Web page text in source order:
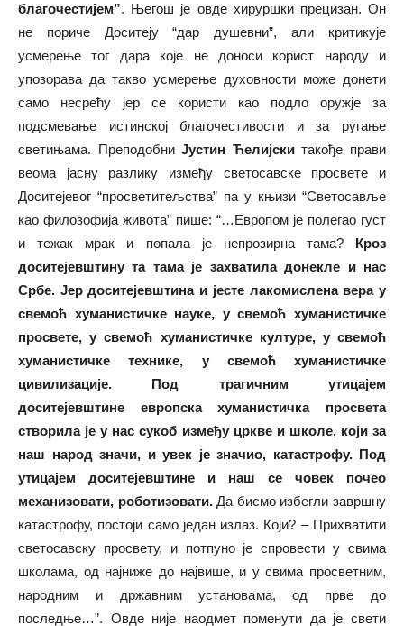
благочестијем”. Његош је овде хируршки прецизан. Он
не пориче Доситеју “дар душевни”, али критикује
усмерење тог дара које не доноси корист народу и
упозорава да такво усмерење духовности може донети
само несрећу јер се користи као подло оружје за
подсмевање истинској благочестивости и за ругање
светињама. ПреподобниЈустин Ћелијскитакође прави
веома јасну разлику између светосавске просвете и
Доситејевог “просветитељства” па у књизи “Светосавље
као филозофија живота” пише: “…Европом је полегао густ
и тежак мрак и попала је непрозирна тама? Кроз
доситејевштину та тама је захватила донекле и нас
Србе. Јер доситејевштина и јесте лакомислена вера у
свемоћ хуманистичке науке, у свемоћ хуманистичке
просвете, у свемоћ хуманистичке културе, у свемоћ
хуманистичке технике, у свемоћ хуманистичке
цивилизације. Под трагичним утицајем
доситејевштине европска хуманистичка просвета
створила је у нас сукоб између цркве и школе, који за
наш народ значи, и увек је значио, катастрофу. Под
утицајем доситејевштине и наш се човек почео
механизовати, роботизовати.Да бисмо избегли завршну
катастрофу, постоји само један излаз. Који? – Прихватити
светосавску просвету, и потпуно је спровести у свима
школама, од најниже до највише, и у свима просветним,
народним и државним установама, од прве до
последње…”. Овде није наодмет поменути да је свети